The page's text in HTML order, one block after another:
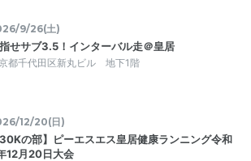
9/26(土)
せサブ3.5！インターバル走＠皇居
都千代田区新丸ビル 地下1階
12/20(日)
30Kの部】ピーエスエス皇居健康ランニング令和
12月20日大会